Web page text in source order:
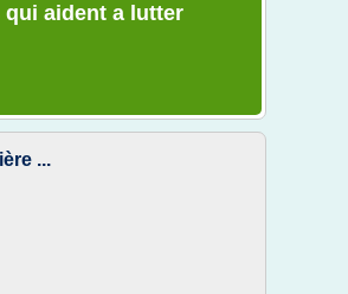
aident a lutter
...